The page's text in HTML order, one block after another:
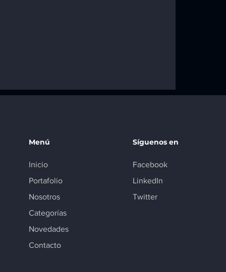
Twingo,
Menú
Inicio
Portafolio
Nosotros
Categorías
Novedades
Contacto
Síguenos en
Facebook
LinkedIn
Twitter